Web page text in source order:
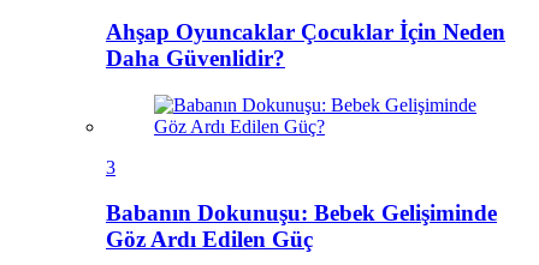
Ahşap Oyuncaklar Çocuklar İçin Neden
Daha Güvenlidir?
3
Babanın Dokunuşu: Bebek Gelişiminde
Göz Ardı Edilen Güç